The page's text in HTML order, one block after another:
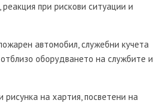
при рискови ситуации и
автомобил, служебни кучета
оборудването на службите и
на хартия, посветени на